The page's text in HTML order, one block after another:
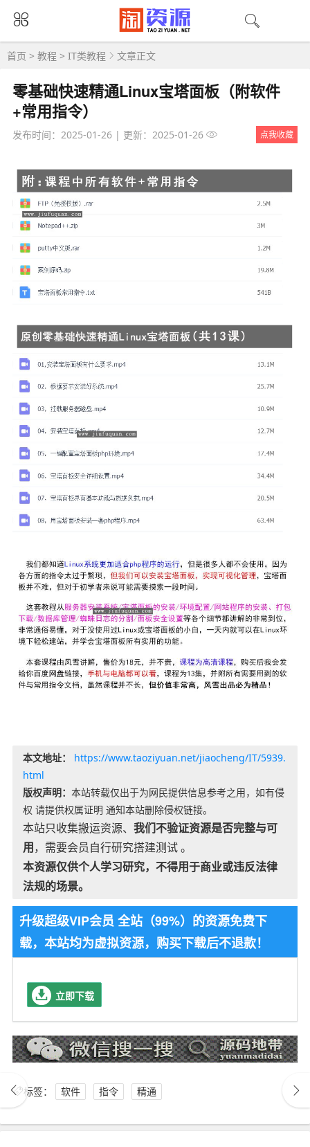
首页 > 教程 > IT类教程 文章正文
零基础快速精通Linux宝塔面板（附软件
+常用指令）
发布时间：2025-01-26| 更新：2025-01-26 点我收藏
本文地址：
https://www.taoziyuan.net/jiaocheng/IT/5939.
html
版权声明： 本站转载仅出于为网民提供信息参考之用，如有侵
权 请提供权属证明 通知本站删除侵权链接。
本站只收集搬运资源、 我们不验证资源是否完整与可
用，需要会员自行研究搭建测试 。
本资源仅供个人学习研究，不得用于商业或违反法律
法规的场景。
升级超级VIP会员 全站（99%）的资源免费下
载，本站均为虚拟资源，购买下载后不退款！
立即下载
标签： 软件 指令 精通